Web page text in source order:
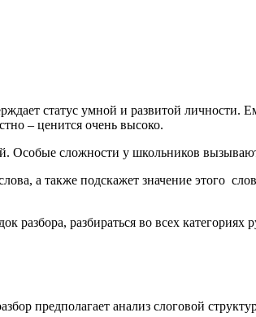
статус умной и развитой
– ценится очень высоко.
Особые сложности у школьников
а также подскажет значение этого
разбираться во всех категориях
предполагает анализ слоговой